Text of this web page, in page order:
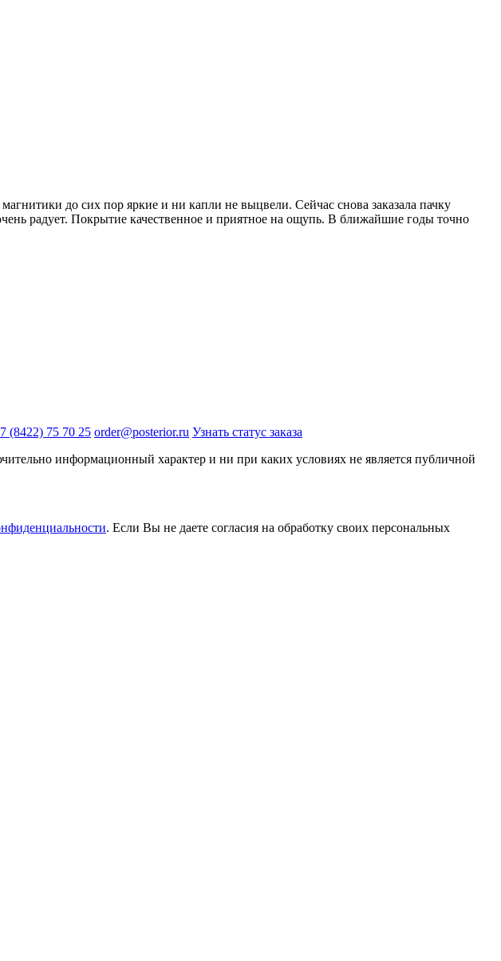
до сих пор яркие и ни капли не выцвели. Сейчас снова заказала пачку
радует. Покрытие качественное и приятное на ощупь. В ближайшие годы точно
(8422) 75 70 25 order@posterior.ru Узнать статус заказа
информационный характер и ни при каких условиях не является публичной
. Если Вы не даете согласия на обработку своих персональных